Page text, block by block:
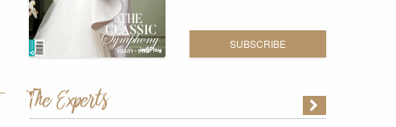
SUBSCRIBE
The Experts